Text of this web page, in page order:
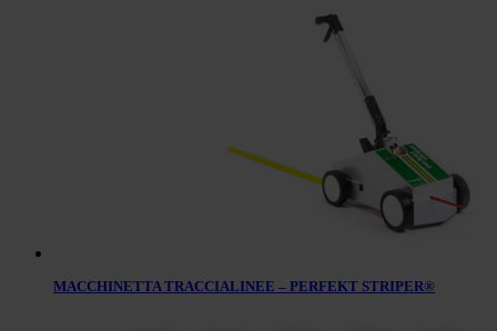
MACCHINETTA TRACCIALINEE – PERFEKT STRIPER®